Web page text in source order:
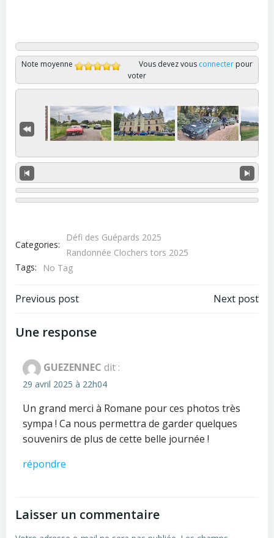
Note moyenne Vous devez vous connecter pour
voter
Categories:
Défi des Guépards 2025
Randonnée Clochers tors 2025
Tags:
No Tag
Post
navigation
Previous post Next post
Une response
GUEZENNEC dit :
29 avril 2025 à 22h04
Un grand merci à Romane pour ces photos très
sympa ! Ca nous permettra de garder quelques
souvenirs de plus de cette belle journée !
répondre
Laisser un commentaire